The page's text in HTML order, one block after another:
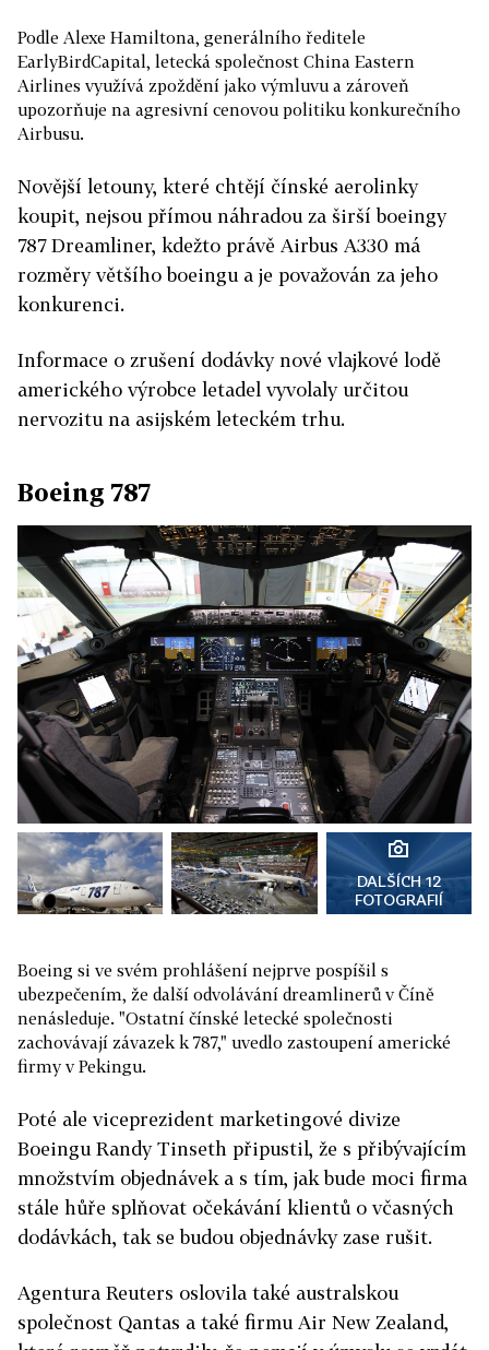
Podle Alexe Hamiltona, generálního ředitele
EarlyBirdCapital, letecká společnost China Eastern
Airlines využívá zpoždění jako výmluvu a zároveň
upozorňuje na agresivní cenovou politiku konkurečního
Airbusu.
Novější letouny, které chtějí čínské aerolinky
koupit, nejsou přímou náhradou za širší boeingy
787 Dreamliner, kdežto právě Airbus A330 má
rozměry většího boeingu a je považován za jeho
konkurenci.
Informace o zrušení dodávky nové vlajkové lodě
amerického výrobce letadel vyvolaly určitou
nervozitu na asijském leteckém trhu.
Boeing 787
DALŠÍCH 12
FOTOGRAFIÍ
Boeing si ve svém prohlášení nejprve pospíšil s
ubezpečením, že další odvolávání dreamlinerů v Číně
nenásleduje. "Ostatní čínské letecké společnosti
zachovávají závazek k 787," uvedlo zastoupení americké
firmy v Pekingu.
Poté ale viceprezident marketingové divize
Boeingu Randy Tinseth připustil, že s přibývajícím
množstvím objednávek a s tím, jak bude moci firma
stále hůře splňovat očekávání klientů o včasných
dodávkách, tak se budou objednávky zase rušit.
Agentura Reuters oslovila také australskou
společnost Qantas a také firmu Air New Zealand,